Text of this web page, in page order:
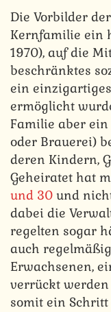
Die Vorbilder
Kernfamilie ein
1970), auf die
beschränktes
ein
ermöglicht
Familie aber ein
oder Brauerei)
deren Kindern,
Geheiratet hat
und 30 und
dabei die
regelten sogar
auch
Erwachsenen,
verrückt
somit ein